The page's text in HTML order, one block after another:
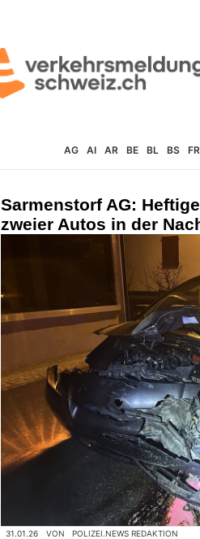
AG AI AR BE BL BS FR
Sarmenstorf AG:
zweier Autos in der
31.01.26 VON POLIZEI.NEWS REDAKTION